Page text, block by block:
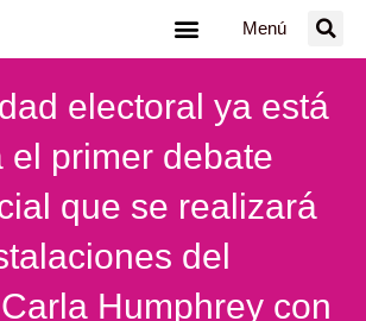
Menú
electoral ya está
el primer debate
que se realizará
del
Humphrey con